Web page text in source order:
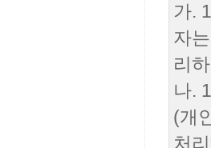
가.
자
리
나.
(개
처